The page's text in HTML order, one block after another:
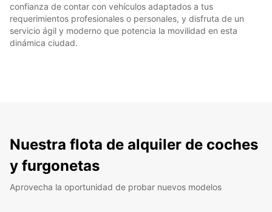
confianza de contar con vehículos adaptados a tus
requerimientos profesionales o personales, y disfruta de un
servicio ágil y moderno que potencia la movilidad en esta
dinámica ciudad.
Nuestra flota de alquiler de coches
y furgonetas
Aprovecha la oportunidad de probar nuevos modelos